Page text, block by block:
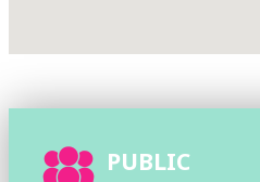
PUBLIC